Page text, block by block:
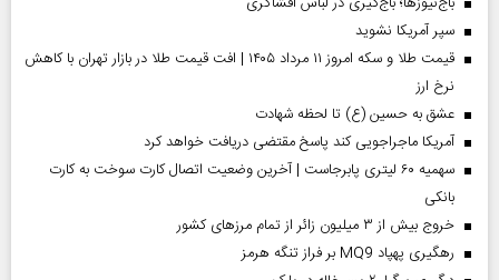
سپر آمریکا نشوید
قیمت طلا و سکه امروز ۱۱ مرداد ۱۴۰۵ | افت قیمت طلا در بازار تهران با کاهش
نرخ ارز
عشق به حسین (ع) تا لحظه شهادت
آمریکا ماجراجویی کند پاسخ مقتضی دریافت خواهد کرد
سهمیه ۶۰ لیتری پابرجاست | آخرین وضعیت اتصال کارت سوخت به کارت
بانکی
خروج بیش از ۳ میلیون زائر از تمام مرز‌های کشور
رهگیری پهپاد MQ9 بر فراز تنگه هرمز